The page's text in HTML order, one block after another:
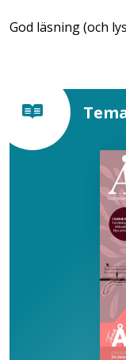
God läsning (och